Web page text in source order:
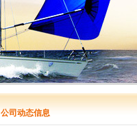
公司动态信息